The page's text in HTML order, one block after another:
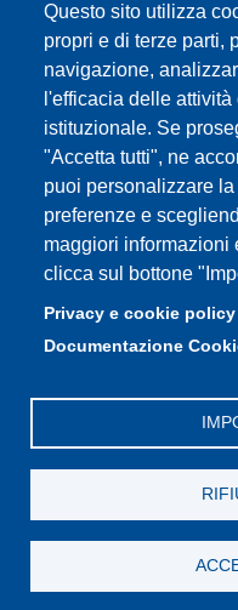
Questo sito utilizza
propri e di terze parti,
navigazione,
l'efficacia delle
istituzionale. Se
"Accetta tutti", ne
puoi personalizzare
preferenze e
maggiori informazioni
clicca sul bottone
Privacy e cookie policy
Documentazione
Partita IVA: 00427620364
e-mail: urp@unimore.it
PEC: primo contatto:
Indirizzo ReGIndE per
Sede di Modena: Via
2056511 - Fax 059 245156
Sede di Reggio Emilia:
Emilia, Tel. 0522 523041 -